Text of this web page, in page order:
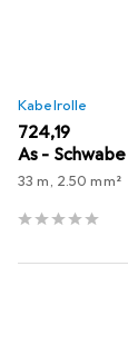
Kabelrolle
EUR
724,19
As - Schwabe
33 m, 2.50 mm²